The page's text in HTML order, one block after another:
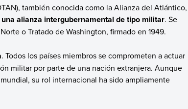
también conocida como la Alianza del Atlántico,
una alianza intergubernamental de tipo militar. Se
o Tratado de Washington, firmado en 1949.
. Todos los países miembros se comprometen a actuar
militar por parte de una nación extranjera. Aunque
su rol internacional ha sido ampliamente